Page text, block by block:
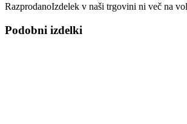
RazprodanoIzdelek v naši trgovini ni več na
Podobni izdelki